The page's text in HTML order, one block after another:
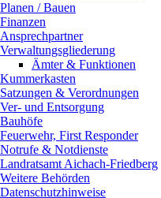
Planen / Bauen
Finanzen
Ansprechpartner
Verwaltungsgliederung
Ämter & Funktionen
Kummerkasten
Satzungen & Verordnungen
Ver- und Entsorgung
Bauhöfe
Feuerwehr, First Responder
Notrufe & Notdienste
Landratsamt Aichach-Friedberg
Weitere Behörden
Datenschutzhinweise